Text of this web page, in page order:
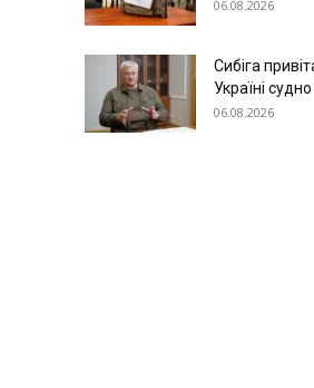
06.08.2026
Сибіга
Україні
06.08.2026